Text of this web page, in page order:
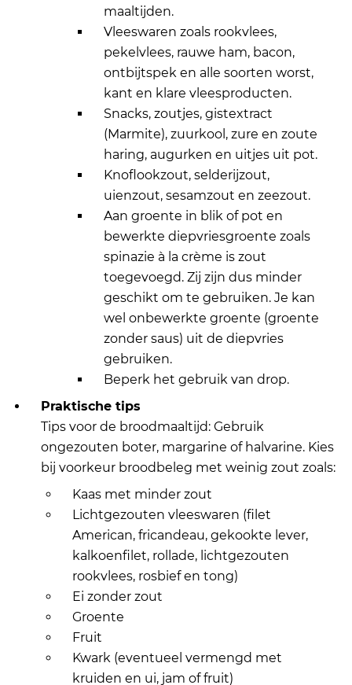
maaltijden.
Vleeswaren zoals rookvlees,
pekelvlees, rauwe ham, bacon,
ontbijtspek en alle soorten worst,
kant en klare vleesproducten.
Snacks, zoutjes, gistextract
(Marmite), zuurkool, zure en zoute
haring, augurken en uitjes uit pot.
Knoflookzout, selderijzout,
uienzout, sesamzout en zeezout.
Aan groente in blik of pot en
bewerkte diepvriesgroente zoals
spinazie à la crème is zout
toegevoegd. Zij zijn dus minder
geschikt om te gebruiken. Je kan
wel onbewerkte groente (groente
zonder saus) uit de diepvries
gebruiken.
Beperk het gebruik van drop.
Praktische tips
Tips voor de broodmaaltijd: Gebruik
ongezouten boter, margarine of halvarine. Kies
bij voorkeur broodbeleg met weinig zout zoals:
Kaas met minder zout
Lichtgezouten vleeswaren (filet
American, fricandeau, gekookte lever,
kalkoenfilet, rollade, lichtgezouten
rookvlees, rosbief en tong)
Ei zonder zout
Groente
Fruit
Kwark (eventueel vermengd met
kruiden en ui, jam of fruit)